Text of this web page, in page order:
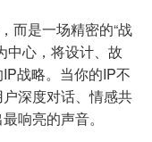
而是一场精密的“战
中心，将设计、故
战略。当你的IP不
深度对话、情感共
响亮的声音。